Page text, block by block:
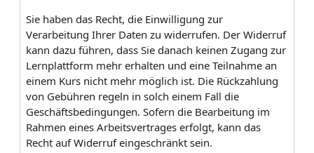
Sie haben das Recht, die Einwilligung zur
Verarbeitung Ihrer Daten zu widerrufen. Der Widerruf
kann dazu führen, dass Sie danach keinen Zugang zur
Lernplattform mehr erhalten und eine Teilnahme an
einem Kurs nicht mehr möglich ist. Die Rückzahlung
von Gebühren regeln in solch einem Fall die
Geschäftsbedingungen. Sofern die Bearbeitung im
Rahmen eines Arbeitsvertrages erfolgt, kann das
Recht auf Widerruf eingeschränkt sein.